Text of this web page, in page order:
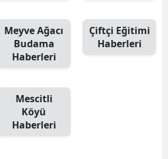
Hakkari
Hatay
Isparta
İstanbul
Meyve Ağacı
Budama
Haberleri
Çiftçi Eğitimi
Haberleri
Mescitli
Köyü
Haberleri